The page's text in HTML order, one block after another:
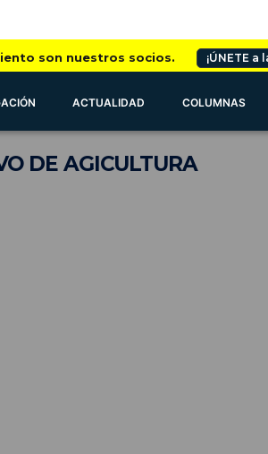
son nuestros socios. ¡ÚNETE a
ACTUALIDAD COLUMNAS
DE AGICULTURA